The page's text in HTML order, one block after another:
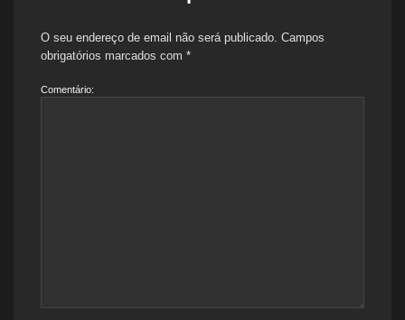
O seu endereço de email não será publicado. Campos
obrigatórios marcados com *
Comentário: